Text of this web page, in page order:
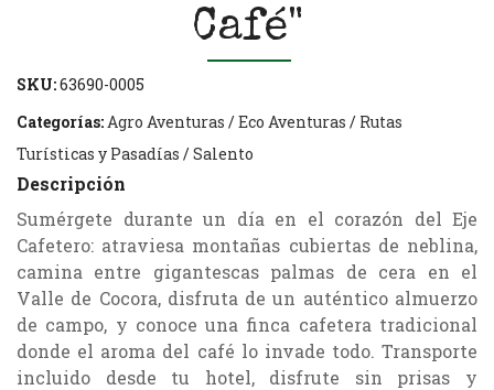
Café"
SKU:63690-0005
Categorías: Agro Aventuras /Eco Aventuras / Rutas
Turísticas y Pasadías /Salento
Descripción
Sumérgete durante un día en el corazón del Eje
Cafetero: atraviesa montañas cubiertas de neblina,
camina entre gigantescas palmas de cera en el
Valle de Cocora, disfruta de un auténtico almuerzo
de campo, y conoce una finca cafetera tradicional
donde el aroma del café lo invade todo. Transporte
incluido desde tu hotel, disfrute sin prisas y